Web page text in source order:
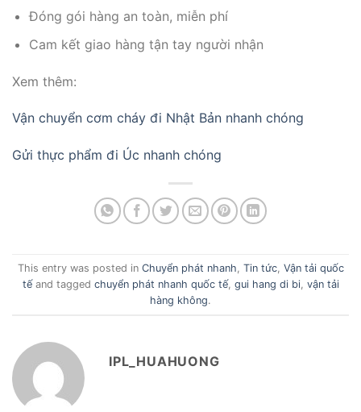
Đóng gói hàng an toàn, miễn phí
Cam kết giao hàng tận tay người nhận
Xem thêm:
Vận chuyển cơm cháy đi Nhật Bản nhanh chóng
Gửi thực phẩm đi Úc nhanh chóng
This entry was posted in Chuyển phát nhanh Tin tức, Vận tải quốc
tếand tagged chuyển phát nhanh quốc tế, gui hang di bi, vận tải
hàng không.
IPL_HUAHUONG